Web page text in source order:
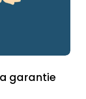
garantie